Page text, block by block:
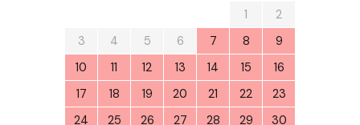
1
2
3
4 5 6 7 8
9
10
11 12 13 14 15
16
17
18 19 20 21 22
23
24
25 26 27 28 29
30